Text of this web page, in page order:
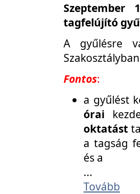
Szeptember
tagfelújító
A gyűlésre
Fontos:
a gyűlést
órai
oktatást
a tagság
és a
...
Tovább